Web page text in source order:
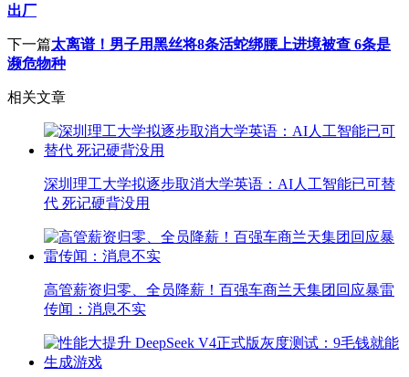
出厂
下一篇太离谱！男子用黑丝将8条活蛇绑腰上进境被查 6条是
濒危物种
相关文章
深圳理工大学拟逐步取消大学英语：AI人工智能已可替
代 死记硬背没用
高管薪资归零、全员降薪！百强车商兰天集团回应暴雷
传闻：消息不实